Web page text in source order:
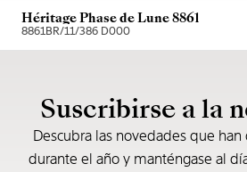
Héritage Phase de Lune 8861
8861BR/11/386 D000
Suscribirse a la
Descubra las novedades que han
durante el año y manténgase al